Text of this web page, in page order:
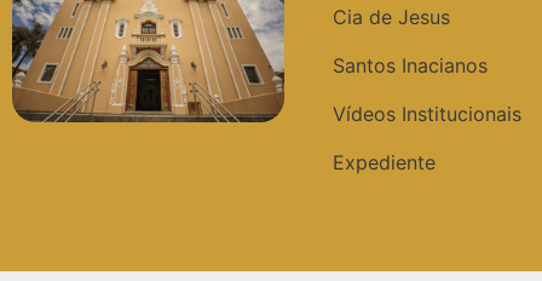
Cia de Jesus
Santos Inacianos
Vídeos Institucionais
Expediente